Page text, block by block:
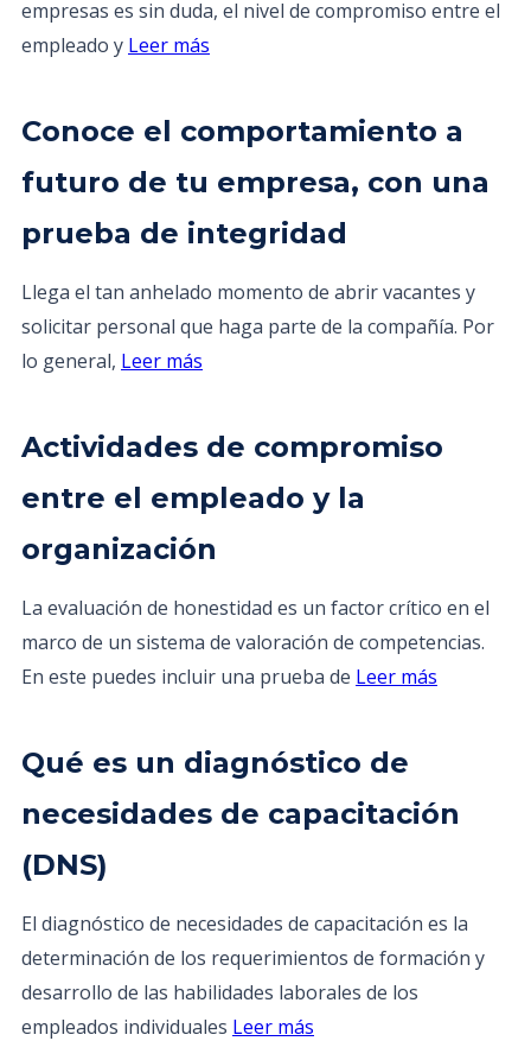
empresas es sin duda, el nivel de compromiso entre el
empleado y Leer más
Conoce el comportamiento a
futuro de tu empresa, con una
prueba de integridad
Llega el tan anhelado momento de abrir vacantes y
solicitar personal que haga parte de la compañía. Por
lo general, Leer más
Actividades de compromiso
entre el empleado y la
organización
La evaluación de honestidad es un factor crítico en el
marco de un sistema de valoración de competencias.
En este puedes incluir una prueba de Leer más
Qué es un diagnóstico de
necesidades de capacitación
(DNS)
El diagnóstico de necesidades de capacitación es la
determinación de los requerimientos de formación y
desarrollo de las habilidades laborales de los
empleados individuales Leer más